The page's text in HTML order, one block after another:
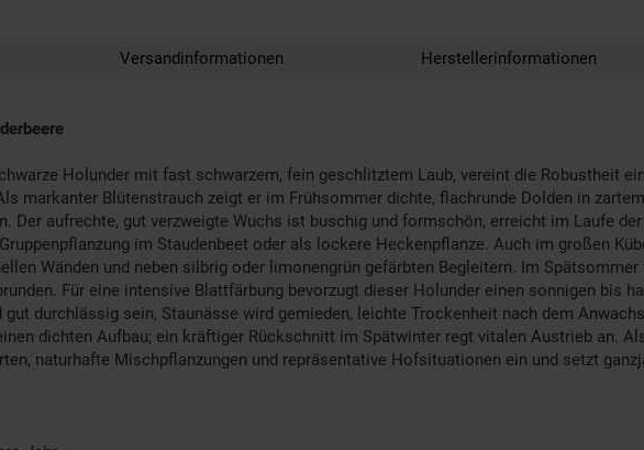
Versandinformationen Herstellerinformationen
Holunder mit fast schwarzem, fein geschlitztem Laub, vereint die Robustheit
markanter Blütenstrauch zeigt er im Frühsommer dichte, flachrunde Dolden in
Der aufrechte, gut verzweigte Wuchs ist buschig und formschön, erreicht im Laufe
im Staudenbeet oder als lockere Heckenpflanze. Auch im großen
Wänden und neben silbrig oder limonengrün gefärbten Begleitern. Im
Für eine intensive Blattfärbung bevorzugt dieser Holunder einen sonnigen bis
durchlässig sein, Staunässe wird gemieden, leichte Trockenheit nach dem
dichten Aufbau; ein kräftiger Rückschnitt im Spätwinter regt vitalen Austrieb an.
naturhafte Mischpflanzungen und repräsentative Hofsituationen ein und setzt